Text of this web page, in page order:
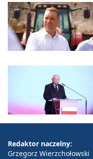
Redaktor naczelny:
Grzegorz Wierzchołowski